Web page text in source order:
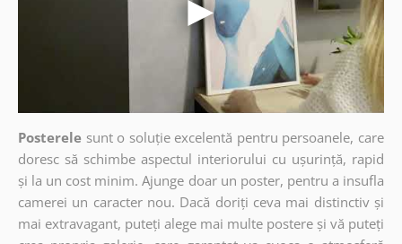
Posterele sunt o soluție excelentă pentru persoanele, care
doresc să schimbe aspectul interiorului cu ușurință, rapid
și la un cost minim. Ajunge doar un poster, pentru a insufla
camerei un caracter nou. Dacă doriți ceva mai distinctiv și
mai extravagant, puteți alege mai multe postere și vă puteți